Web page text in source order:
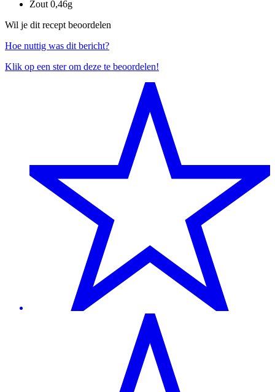
Zout 0,46g
Wil je dit recept beoordelen
Hoe nuttig was dit bericht?
Klik op een ster om deze te beoordelen!